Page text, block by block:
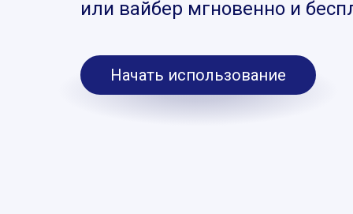
или вайбер мгновенно и
Начать использование